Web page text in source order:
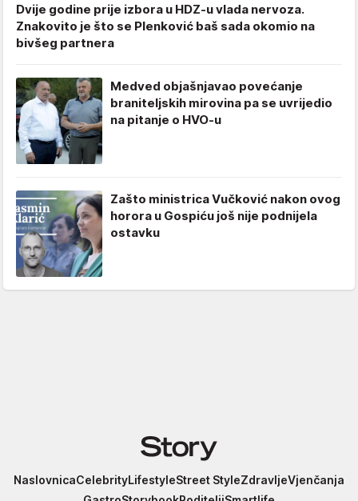
Dvije godine prije izbora u HDZ-u vlada nervoza.
Znakovito je što se Plenković baš sada okomio na
bivšeg partnera
Medved objašnjavao povećanje
braniteljskih mirovina pa se uvrijedio
na pitanje o HVO-u
Zašto ministrica Vučković nakon ovog
horora u Gospiću još nije podnijela
ostavku
Story
NaslovnicaCelebrityLifestyleStreet StyleZdravljeVjenčanja